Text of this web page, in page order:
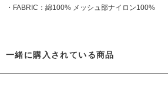
・FABRIC：綿100% メッシュ部ナイロン100%
一緒に購入されている商品